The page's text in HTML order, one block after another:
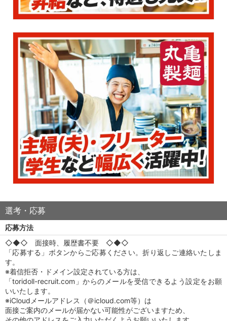
選考・応募
応募方法
◇◆◇ 面接時、履歴書不要 ◇◆◇
「応募する」ボタンからご応募ください。折り返しご連絡いたしま
す。
※着信拒否・ドメイン設定されている方は、
「toridoll-recruit.com」からのメールを受信できるよう設定をお願
いいたします。
※iCloudメールアドレス（＠icloud.com等）は
面接ご案内のメールが届かない可能性がございますため、